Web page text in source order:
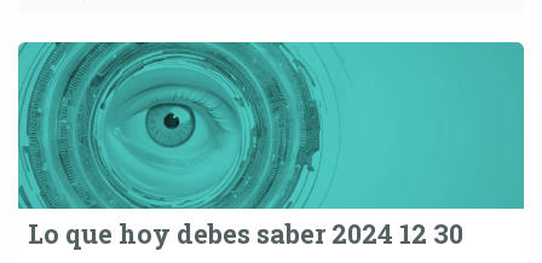
Lo que hoy debes saber 2024 12 30